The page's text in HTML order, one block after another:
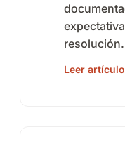
resolución.
Leer artículo